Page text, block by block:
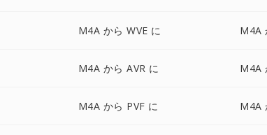
M4A から WVE に M4A
M4A から AVR に M4A
M4A から PVF に M4A